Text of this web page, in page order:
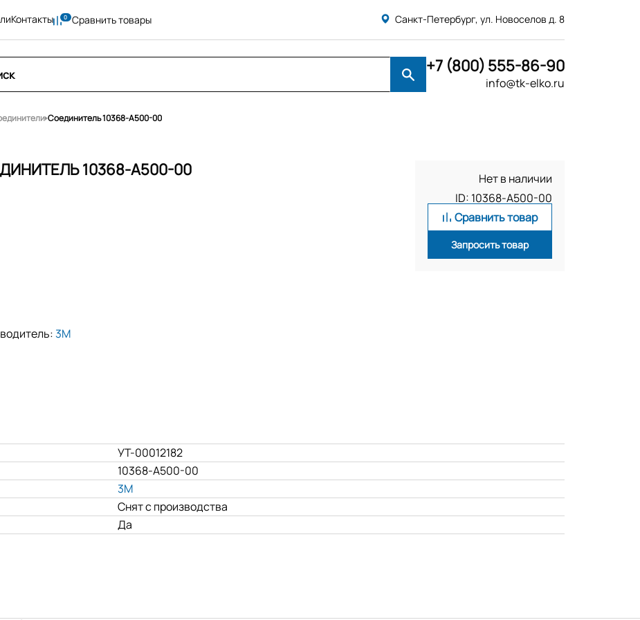
Контакты Сравнить товары Санкт-Петербург, ул. Новоселов д. 8
+7 (800) 555-86-90
info@tk-elko.ru
Соединитель 10368-A500-00
10368-A500-00
3M
Нет в наличии
ID: 10368-A500-00
Сравнить товар
Запросить товар
УТ-00012182
10368-A500-00
3M
Снят с производства
Да